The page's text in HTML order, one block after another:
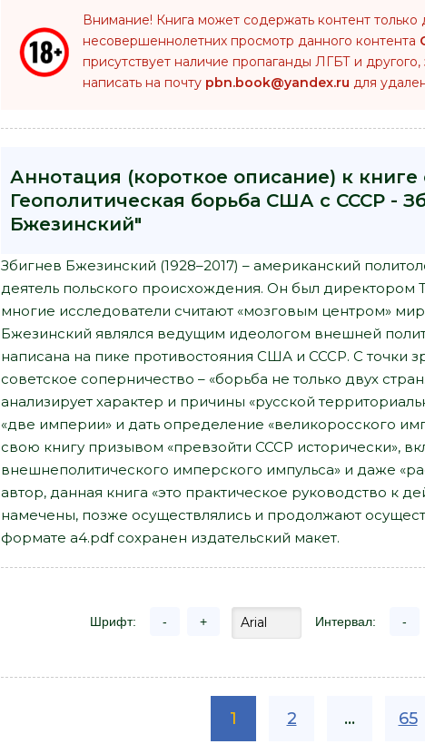
Внимание! Книга может содержать контент
несовершеннолетних просмотр данного контента
присутствует наличие пропаганды ЛГБТ и
написать на почту pbn.book@yandex.ru для
Аннотация (короткое описание) к
Геополитическая борьба США с СССР -
Бжезинский"
Збигнев Бжезинский (1928–2017) – американский
деятель польского происхождения. Он был директором
многие исследователи считают «мозговым центром»
Бжезинский являлся ведущим идеологом внешней
написана на пике противостояния США и СССР. С точки
советское соперничество – «борьба не только двух
анализирует характер и причины «русской
«две империи» и дать определение «великоросского
свою книгу призывом «превзойти СССР исторически»,
внешнеполитического имперского импульса» и даже
автор, данная книга «это практическое руководство к
намечены, позже осуществлялись и продолжают
формате a4.pdf сохранен издательский макет.
Шрифт: - + Интервал: -
1 2 ... 65